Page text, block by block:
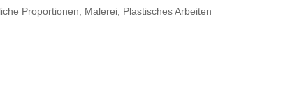
Proportionen, Malerei, Plastisches Arbeiten